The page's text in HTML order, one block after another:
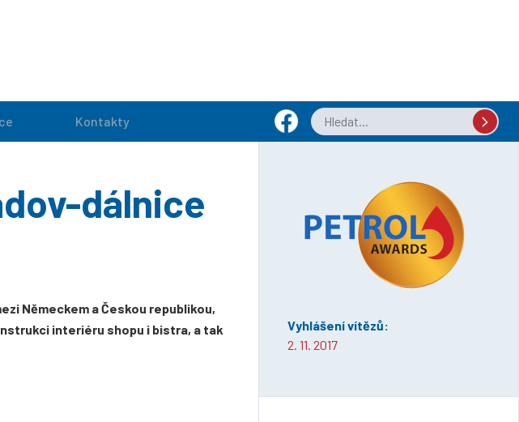
Kontakty
dálnice
Německem a Českou republikou,
interiéru shopu i bistra, a tak
Vyhlášení vítězů:
2. 11. 2017